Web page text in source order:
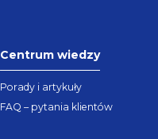
Centrum wiedzy
Porady i artykuły
FAQ – pytania klientów